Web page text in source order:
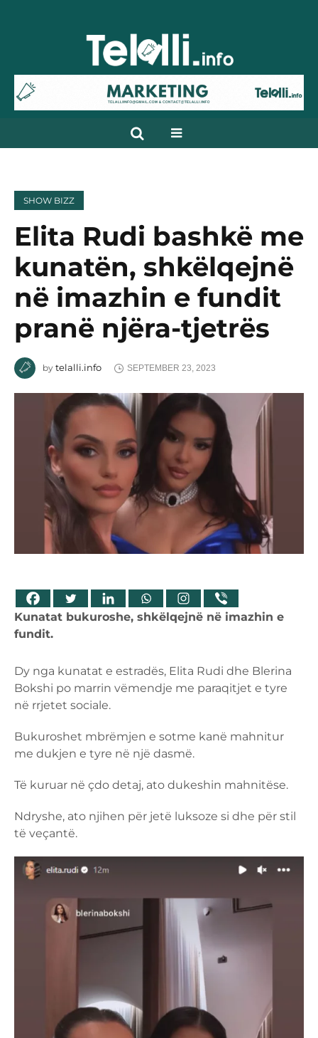
SHOW BIZZ
Elita Rudi bashkë me
kunatën, shkëlqejnë
në imazhin e fundit
pranë njëra-tjetrës
by telalli.info SEPTEMBER 23, 2023
Kunatat bukuroshe, shkëlqejnë në imazhin e
fundit.
Dy nga kunatat e estradës, Elita Rudi dhe Blerina
Bokshi po marrin vëmendje me paraqitjet e tyre
në rrjetet sociale.
Bukuroshet mbrëmjen e sotme kanë mahnitur
me dukjen e tyre në një dasmë.
Të kuruar në çdo detaj, ato dukeshin mahnitëse.
Ndryshe, ato njihen për jetë luksoze si dhe për stil
të veçantë.